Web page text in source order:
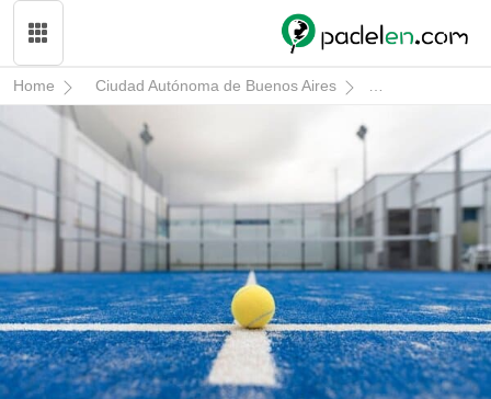
Home Ciudad Autónoma de Buenos Aires General San